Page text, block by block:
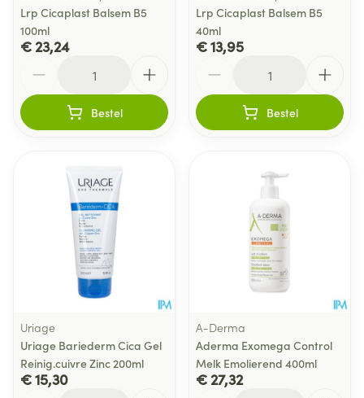
Lrp Cicaplast Balsem B5
100ml
€ 23,24
Bestel
Lrp Cicaplast Balsem B5
40ml
€ 13,95
Bestel
Uriage
Uriage Bariederm Cica Gel
Reinig.cuivre Zinc 200ml
€ 15,30
A-Derma
Aderma Exomega Control
Melk Emolierend 400ml
€ 27,32